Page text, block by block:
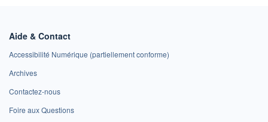
Aide & Contact
Accessibilité Numérique (partiellement conforme)
Archives
Contactez-nous
Foire aux Questions